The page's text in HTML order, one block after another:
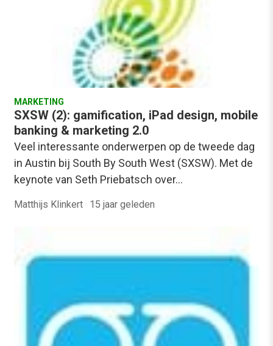
MARKETING
SXSW (2): gamification, iPad design, mobile
banking & marketing 2.0
Veel interessante onderwerpen op de tweede dag
in Austin bij South By South West (SXSW). Met de
keynote van Seth Priebatsch over…
Matthijs Klinkert · 15 jaar geleden